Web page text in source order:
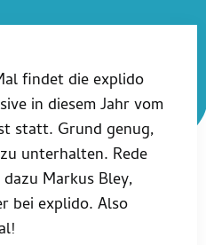
findet die explido
in diesem Jahr vom
statt. Grund genug,
unterhalten. Rede
Markus Bley,
bei explido. Also